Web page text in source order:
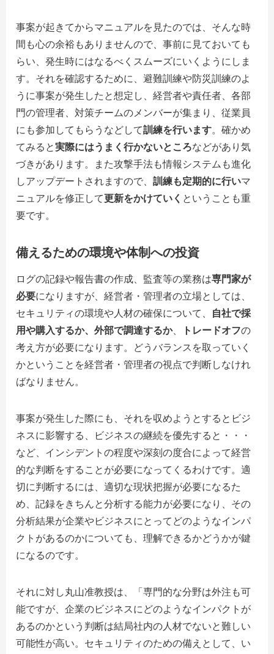
事案が起きてからマニュアルを見たのでは、そんな時
間も心の余裕もありませんので、事前に見ておいても
らい、発生時にはなるべくスムーズにいくようにしま
す。それを確認するために、避難訓練や防災訓練のよ
うに事案が発生したと想定し、経営者や責任者、各部
門の管理者、対策チームのメンバーが集まり、従業員
にも参加してもらうなどして訓練を行います。確かめ
てみると実際にはうまく行かないところなどがあり気
づきがあります。また攻撃手法も情報システムも進化
しアップデートされますので、 訓練も定期的に行いマ
ニュアルを修正して更新をかけていく ということも重
要です。
備えるための環境や体制への投資
ログの記録や報告書の作成、監査等の業務は専門家が
必要になりますが、経営者・管理者の立場としては、
セキュリティの環境や人材の確保について、
自社で採
用や購入するか、外部で調達するか、 トレードオフの
考え方が必要になります。どうバランスを取っていく
かということを経営者・管理者の視点で判断しなけれ
ばなりません。
事案が発生した際にも、それを収めようとするとビジ
ネスに影響する、ビジネスの継続を優先すると・・・
など、インシデントの程度や深刻の度合によって経営
的な判断をすることが必要になってくるわけです。適
切に判断するには、適切な現状把握が必要になるた
め、記録をきちんと分析する能力が必要になり、その
分析結果が企業やビジネスにとってどのようなインパ
クトがあるのかについても、理解できるかどうかが鍵
になるのです。
それに対し丸山准教授は、「 専門的な分野は外注も可
能ですが、企業のビジネスにどのようなインパクトが
あるのかという判断は結局社内の人材でないと難しい
可能性が高い。セキュリティのための備えとして、い